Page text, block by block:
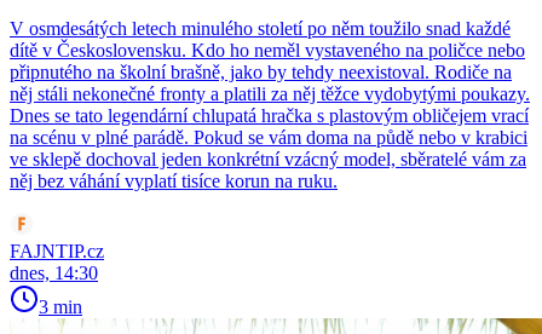
V osmdesátých letech minulého století po něm toužilo snad každé
dítě v Československu. Kdo ho neměl vystaveného na poličce nebo
připnutého na školní brašně, jako by tehdy neexistoval. Rodiče na
něj stáli nekonečné fronty a platili za něj těžce vydobytými poukazy.
Dnes se tato legendární chlupatá hračka s plastovým obličejem vrací
na scénu v plné parádě. Pokud se vám doma na půdě nebo v krabici
ve sklepě dochoval jeden konkrétní vzácný model, sběratelé vám za
něj bez váhání vyplatí tisíce korun na ruku.
FAJNTIP.cz
dnes, 14:30
3 min